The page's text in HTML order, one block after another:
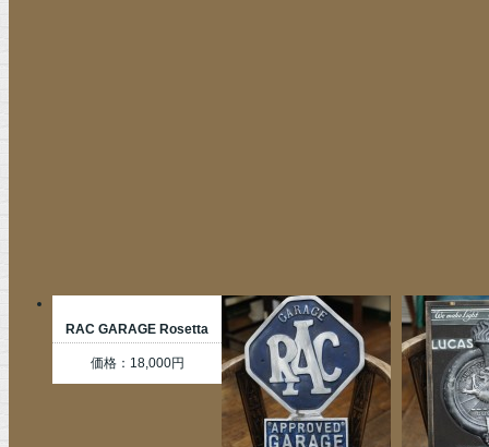
RAC GARAGE Rosetta
価格：18,000円